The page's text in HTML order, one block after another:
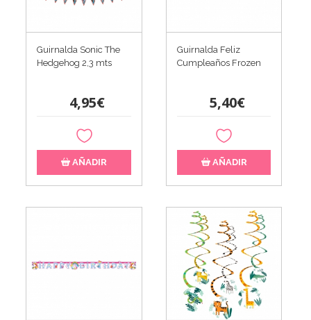
Guirnalda Sonic The
Hedgehog 2,3 mts
4,95€
AÑADIR
Guirnalda Feliz
Cumpleaños Frozen
5,40€
AÑADIR